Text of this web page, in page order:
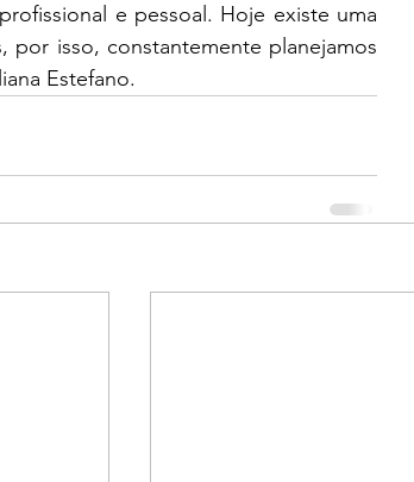
e pessoal. Hoje existe uma
por isso, constantemente planejamos
Estefano.